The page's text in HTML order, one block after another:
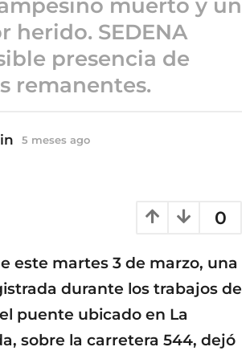
muerto y un
herido. SEDENA
presencia de
remanentes.
5 meses ago
o
0
este martes 3 de marzo, una
durante los trabajos de
puente ubicado en La
sobre la carretera 544, dejó